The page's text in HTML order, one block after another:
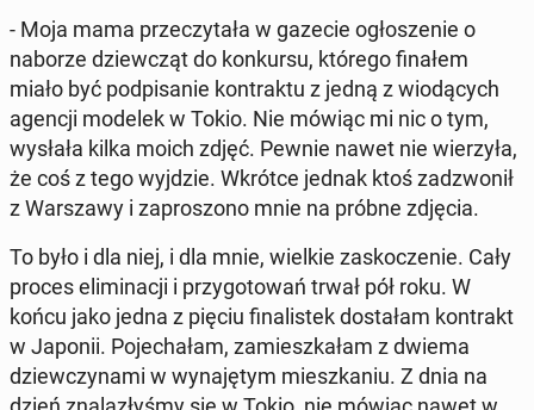
- Moja mama prze­czy­ta­ła w gazecie ogło­sze­nie o
naborze dziew­cząt do kon­kur­su, którego finałem
miało być pod­pi­sa­nie kon­trak­tu z jedną z wio­dą­cych
agencji modelek w Tokio. Nie mówiąc mi nic o tym,
wysłała kilka moich zdjęć. Pewnie nawet nie wie­rzy­ła,
że coś z tego wyjdzie. Wkrótce jednak ktoś za­dzwo­nił
z War­sza­wy i za­pro­szo­no mnie na próbne zdjęcia.
To było i dla niej, i dla mnie, wielkie za­sko­cze­nie. Cały
proces eli­mi­na­cji i przy­go­to­wań trwał pół roku. W
końcu jako jedna z pięciu fi­na­li­stek do­sta­łam kon­trakt
w Japonii. Po­je­cha­łam, za­miesz­ka­łam z dwiema
dziew­czy­na­mi w wy­na­ję­tym miesz­ka­niu. Z dnia na